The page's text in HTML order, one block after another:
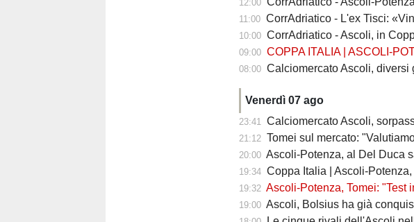
12:00
11:00 CorrAdriatico - L'ex Tisci:
10:00 CorrAdriatico - Ascoli, in
09:00 COPPA ITALIA | ASCOLI-
08:00 Calciomercato Ascoli, diversi giocatori
Venerdì 07 ago
23:41 Calciomercato Ascoli, sorpasso per
21:12 Tomei sul mercato: "Valutiamo
20:00 Ascoli-Potenza, al Del Duca
19:34 Coppa Italia | Ascoli-
19:32 Ascoli-Potenza, Tomei: "Test
19:00 Ascoli, Bolsius ha già conquistato il gruppo: il